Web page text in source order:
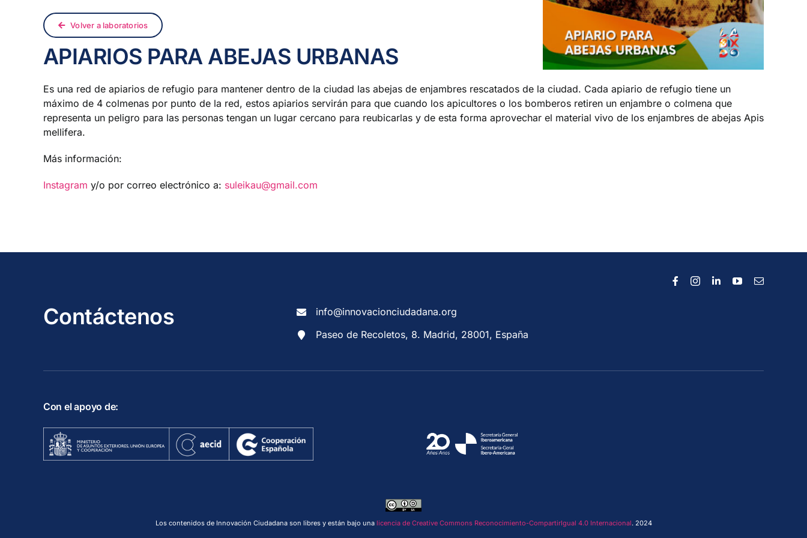
Volver a laboratorios
APIARIOS PARA ABEJAS URBANAS
Es una red de apiarios de refugio para mantener dentro de la ciudad las abejas de enjambres rescatados de la ciudad. Cada apiario de refugio tiene un
máximo de 4 colmenas por punto de la red, estos apiarios servirán para que cuando los apicultores o los bomberos retiren un enjambre o colmena que
representa un peligro para las personas tengan un lugar cercano para reubicarlas y de esta forma aprovechar el material vivo de los enjambres de abejas Apis
mellifera.
Más información:
Instagram y/o por correo electrónico a: suleikau@gmail.com
Contáctenos
info@innovacionciudadana.org
Paseo de Recoletos, 8. Madrid, 28001, España
Con el apoyo de:
Los contenidos de Innovación Ciudadana son libres y están bajo una licencia de Creative Commons Reconocimiento-CompartirIgual 4.0 Internacional. 2024